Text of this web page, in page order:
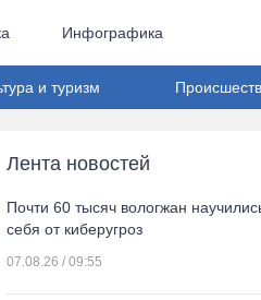
Инфографика
и туризм
Лента новостей
Почти 60 тысяч вологжан
себя от киберугроз
07.08.26 / 09:55